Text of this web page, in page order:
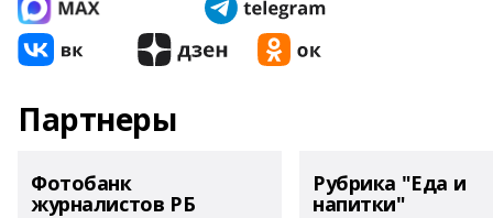
Партнеры
Фотобанк
журналистов РБ
Рубрика "Еда и
напитки"